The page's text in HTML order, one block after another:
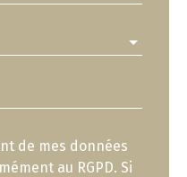
de mes données
au RGPD. Si